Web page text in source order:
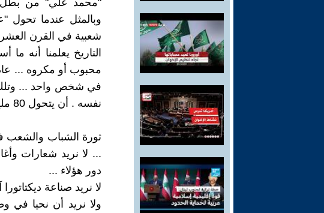
وبالمثل عندما تحول
شعبية في القرن
التاريخ يعلمنا أنه
محبوب أو مكروه ...
في شخص واحد ...
نفسه . أن يتحول 80 مليون إلى شخص واحد .
... لا نريد شعارات
دور هؤلاء ...
لا نريد صناعة
ولا نريد أن نحيا في